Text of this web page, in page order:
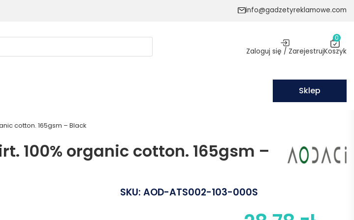
info@gadzetyreklamowe.com
Zaloguj się / Zarejestruj
0
Koszyk
Sklep
cotton. 165gsm – Black
100% organic cotton. 165gsm –
SKU:AOD-ATS002-103-000S